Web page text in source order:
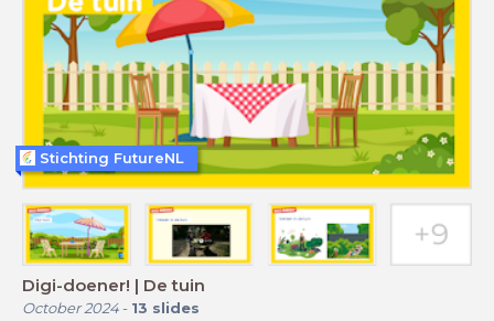
Digi-doener! | De tuin
October 2024- 13 slides
Stichting FutureNL